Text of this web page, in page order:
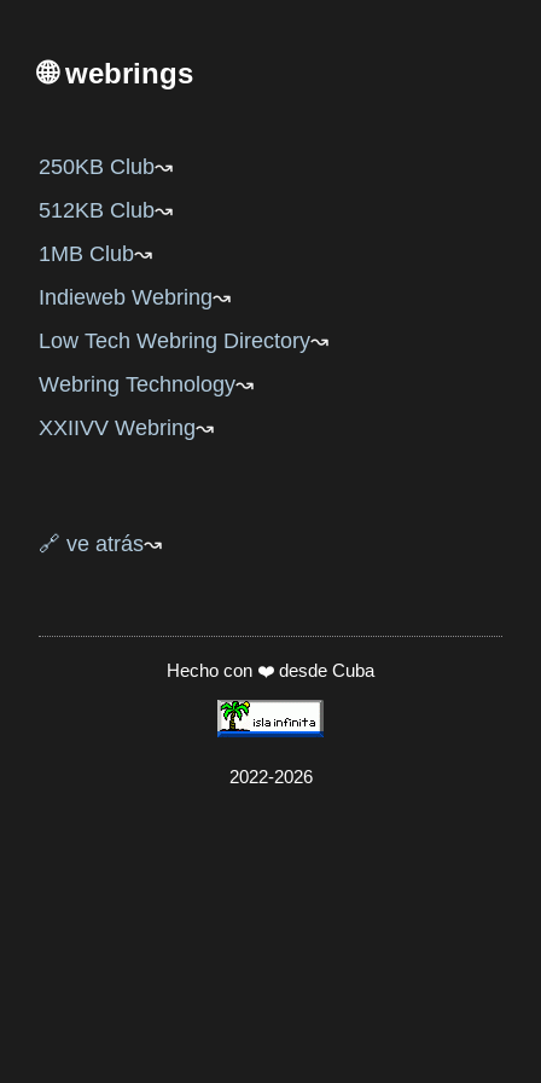
🌐 webrings
250KB Club
512KB Club
1MB Club
Indieweb Webring
Low Tech Webring Directory
Webring Technology
XXIIVV Webring
🔗 ve atrás
Hecho con ❤️ desde Cuba
2022-2026